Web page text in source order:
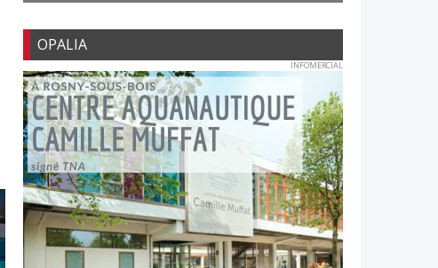
OPALIA
INFOMERCIAL